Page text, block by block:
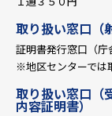
取り扱い窓口（
証明書発行窓口（庁
※地区センターでは
取り扱い窓口（
内容証明書）